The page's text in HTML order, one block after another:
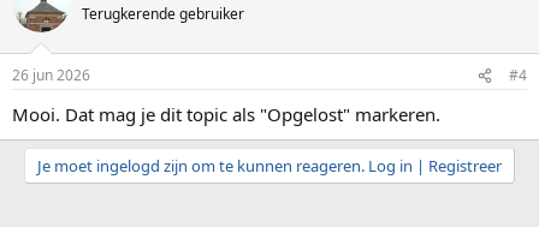
Terugkerende gebruiker
26 jun 2026 #4
Mooi. Dat mag je dit topic als "Opgelost" markeren.
Je moet ingelogd zijn om te kunnen reageren. Log in | Registreer